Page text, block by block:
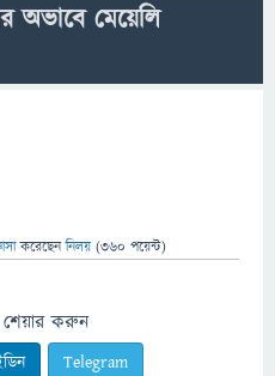
অভাবে মেয়েলি
করেছেননিলয় (360 পয়েন্ট)
শেয়ার করুন
Telegram